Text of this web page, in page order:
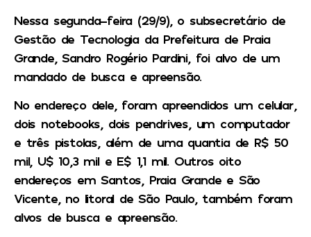
Nessa segunda-feira (29/9), o subsecretário de
Gestão de Tecnologia da Prefeitura de Praia
Grande, Sandro Rogério Pardini, foi alvo de um
mandado de busca e apreensão.
No endereço dele, foram apreendidos um celular,
dois notebooks, dois pendrives, um computador
e três pistolas, além de uma quantia de R$ 50
mil, U$ 10,3 mil e E$ 1,1 mil. Outros oito
endereços em Santos, Praia Grande e São
Vicente, no litoral de São Paulo, também foram
alvos de busca e apreensão.